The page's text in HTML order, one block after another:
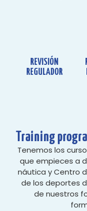
REVISIÓN
REGULADOR
Training
Tenemos los
que empieces a
náutica y Centro
de los deportes
de nuestros